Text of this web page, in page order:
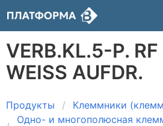
VERB.KL.5-P.
WEISS AUFDR.
Продукты
Клеммники
Одно- и многополюсная